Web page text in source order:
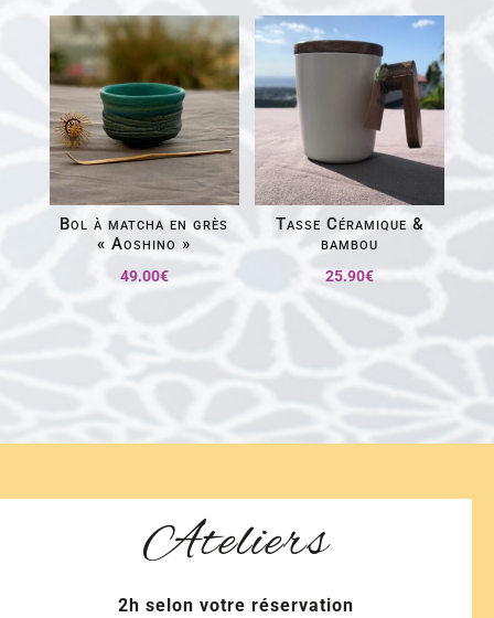
Bol à matcha en grès
« Aoshino »
49.00€
Tasse Céramique &
bambou
25.90€
Ateliers
2h selon votre réservation